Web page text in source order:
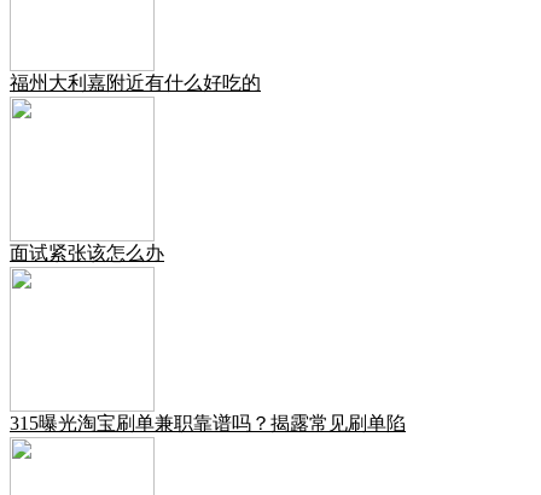
福州大利嘉附近有什么好吃的
面试紧张该怎么办
315曝光淘宝刷单兼职靠谱吗？揭露常见刷单陷